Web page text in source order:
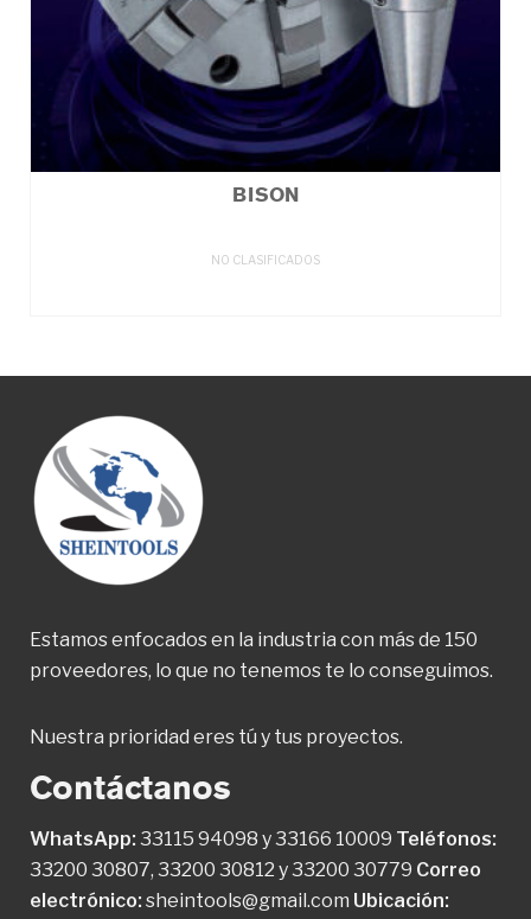
BISON
NO CLASIFICADOS
Estamos enfocados en la industria con más de 150
proveedores, lo que no tenemos te lo conseguimos.
Nuestra prioridad eres tú y tus proyectos.
Contáctanos
WhatsApp: 33115 94098 y33166 10009 Teléfonos:
33200 30807, 33200 30812 y33200 30779 Correo
electrónico: sheintools@gmail.com Ubicación: